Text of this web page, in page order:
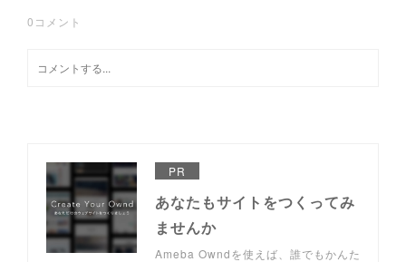
0 コメント
PR
あなたもサイトをつくってみ
ませんか
Ameba Owndを使えば、誰でもかんた